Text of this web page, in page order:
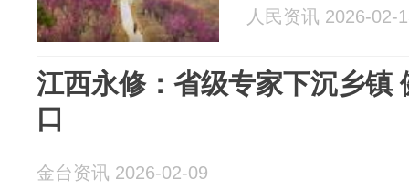
人民资讯 2026-02-
江西永修：省级专家下沉乡镇
口
金台资讯 2026-02-09